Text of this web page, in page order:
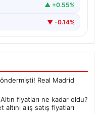
▲ +0.55%
▼ -0.14%
Real Madrid
fiyatları ne kadar oldu?
alış satış fiyatları